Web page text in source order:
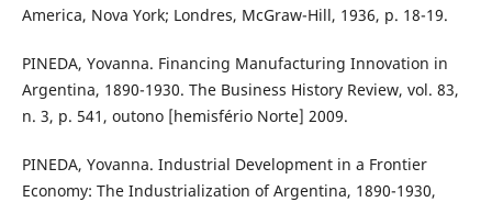
America, Nova York; Londres, McGraw-Hill, 1936, p. 18-19.
PINEDA, Yovanna. Financing Manufacturing Innovation in
Argentina, 1890-1930. The Business History Review, vol. 83,
n. 3, p. 541, outono [hemisfério Norte] 2009.
PINEDA, Yovanna. Industrial Development in a Frontier
Economy: The Industrialization of Argentina, 1890-1930,